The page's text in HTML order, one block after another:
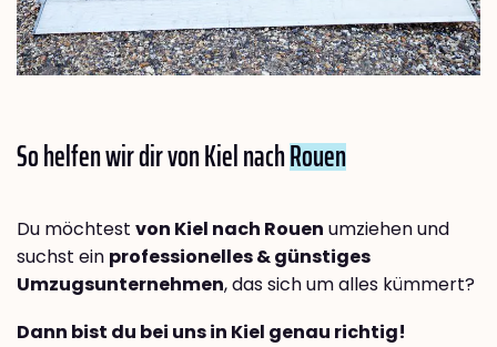
So helfen wir dir von Kiel nachRouen
Du möchtest von Kiel nach Rouen umziehen und
suchst ein professionelles & günstiges
Umzugsunternehmen, das sich um alles kümmert?
Dann bist du bei uns in Kiel genau richtig!